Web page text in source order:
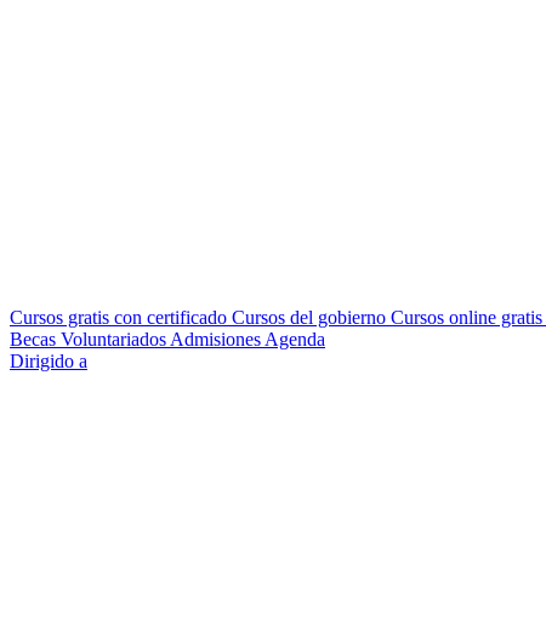
Cursos gratis con certificado Cursos del gobierno Cursos online gratis
Becas Voluntariados Admisiones Agenda
Dirigido a